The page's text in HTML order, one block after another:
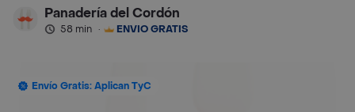
Panadería del Cordón
58 min · ENVÍO GRATIS
Envío Gratis: Aplican TyC